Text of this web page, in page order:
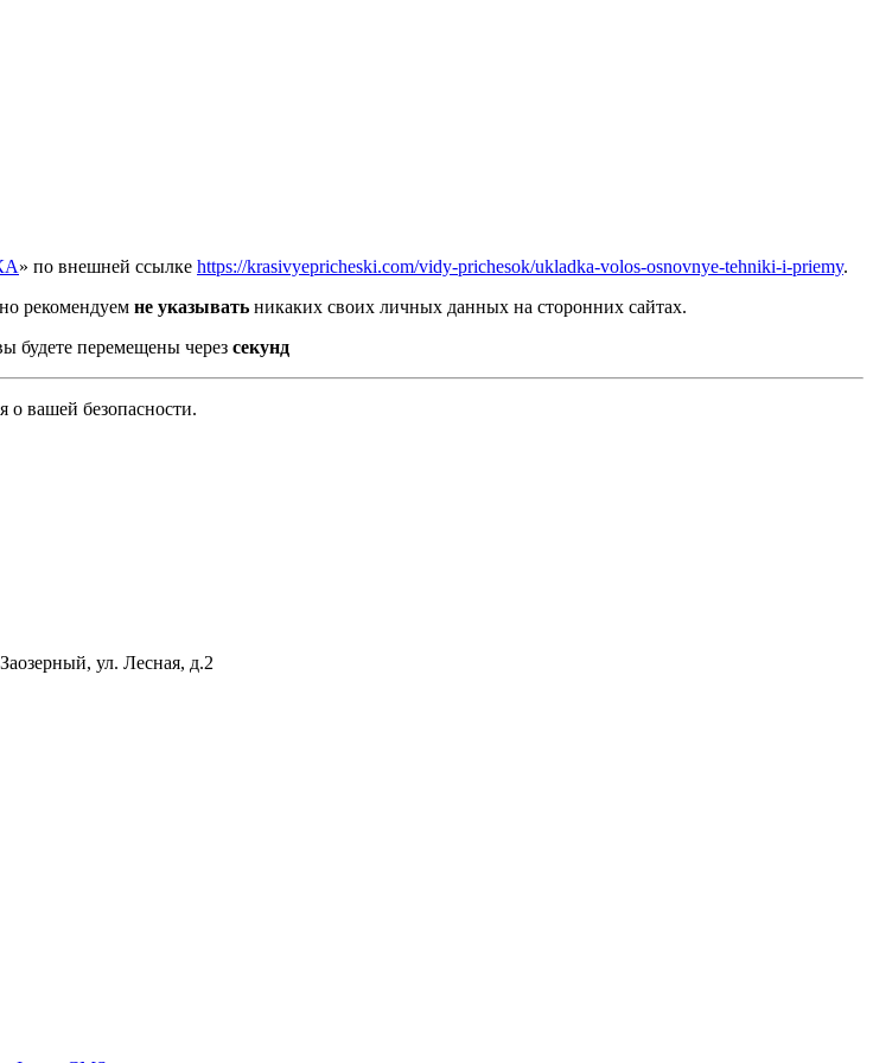
» по внешней ссылке https://krasivyepricheski.com/vidy-prichesok/ukladka-volos-osnovnye-tehniki-i-priemy.
рекомендуем не указывать никаких своих личных данных на сторонних сайтах.
будете перемещены через секунд
вашей безопасности.
ул. Лесная, д.2